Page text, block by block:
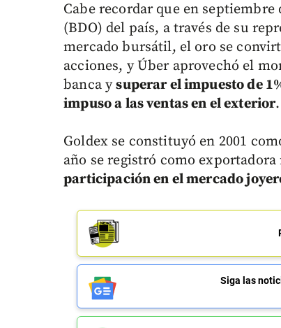
Cabe recordar que en
(BDO) del país, a través de su
mercado bursátil, el oro se
acciones, y Úber aprovechó el
banca ysuperar el impuesto de
impuso a las ventas en el exterior.
Goldex se constituyó en 2001
año se registró como
participación en el mercado
Siga las